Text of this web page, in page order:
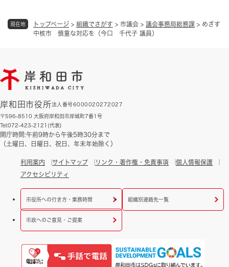
現在地 トップページ > 組織でさがす > 市議会 > 議会事務局総務課 > めざす
中核市 慎重な対応を（今口 千代子 議員）
岸和田市役所法人番号6000020272027
〒596-8510 大阪府岸和田市岸城町7番1号
Tel:072-423-2121(代表)
開庁時間:午前9時から午後5時30分まで
（土曜日、日曜日、祝日、年末年始除く）
利用案内 サイトマップ リンク・著作権・免責事項
個人情報保護
アクセシビリティ
市役所への行き方・業務時間 組織別連絡先一覧
市政へのご意見・ご提案